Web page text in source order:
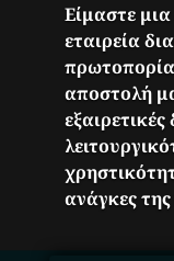
Είμαστε
εταιρεία
αποστολή
ανάγκες